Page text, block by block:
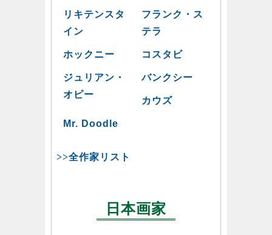
リキテンスタ
イン
フランク・ス
テラ
ホックニー コスタビ
ジュリアン・
オピー
バンクシー
カウズ
Mr. Doodle
>>全作家リスト
日本画家